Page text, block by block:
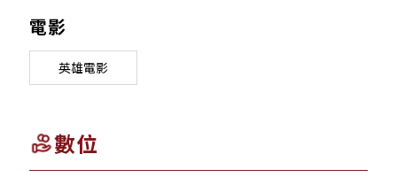
電影
英雄電影
數位